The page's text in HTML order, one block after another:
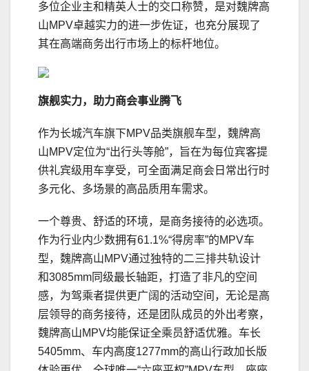
多位企业主和精英人士的交口称赞，是对魏牌高
山MPV卓越实力的进一步佐证，也充分展现了
其在高端商务出行市场上的标杆地位。
旗舰实力， 助力商会事业腾飞
作为长城汽车旗下MPV品类旗舰车型，魏牌高
山MPV定位为“出行头等舱”，旨在为每位宾客提
供礼宾级用车享受，可全面满足商会日常出行时
多元化、多场景的高品质用车需求。
一个尊贵、舒适的环境，是商务接待的必选项。
作为行业内少数拥有61.1%“得房率”的MPV车
型，魏牌高山MPV通过独特的二三排共轨设计
和3085mm同级最长轴距，打造了非凡的空间
感，为驾乘者提供更广阔的活动空间，无论是高
层领导的商务接待，还是团队成员的外出考察，
魏牌高山MPV均能保证全乘员舒适优雅。车长
5405mm、车内高度1277mm的高山行政加长版